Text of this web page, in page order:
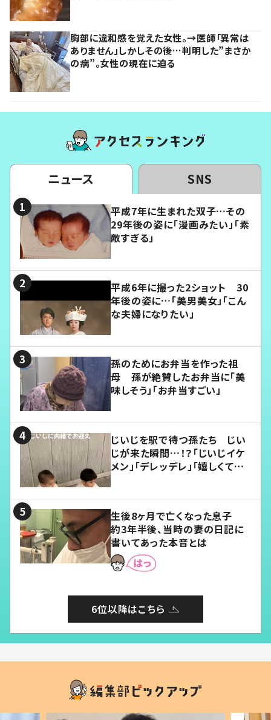
胸部に違和感を覚えた女性。→医師「異常は
ありません」しかしその後…判明した”まさか
の病”。女性の現在に迫る
ニュース SNS
平成7年に生まれた双子…その
29年後の姿に「漫画みたい」「素
敵すぎる」
平成6年に撮った2ショット 30
年後の姿に…「美男美女」「こん
な夫婦になりたい」
孫のためにお弁当を作った祖
母 孫が絶賛したお弁当に「美
味しそう」「お弁当すごい」
じいじを駅で待つ孫たち じい
じが来た瞬間…！？「じいじイケ
メン」「デレッデレ」「嬉しくて可
生後8ヶ月で亡くなった息子
約3年半後、当時の妻の日記に
書いてあった本音とは
6位以降はこちら